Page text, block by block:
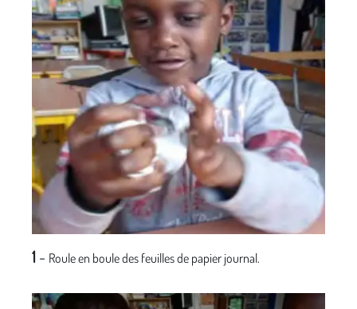
1- Roule en boule des feuilles de papier journal.